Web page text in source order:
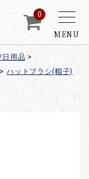
MENU
0
日用品 >
> ハットブラシ(帽子)